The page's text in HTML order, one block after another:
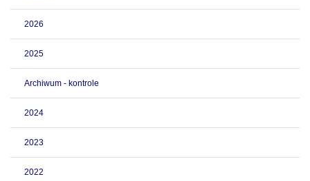
2026
2025
Archiwum - kontrole
2024
2023
2022